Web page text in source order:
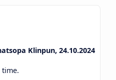
Klinpun, 24.10.2024